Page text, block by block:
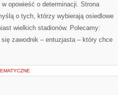
opowieść o determinacji. Strona
o tych, którzy wybierają osiedlowe
wielkich stadionów. Polecamy:
zawodnik – entuzjasta – który chce